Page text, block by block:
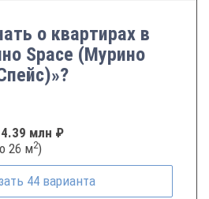
о квартирах в
Space (Мурино
4.39 млн ₽
26 м2)
44 варианта